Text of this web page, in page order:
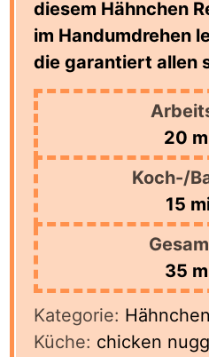
diesem Hähnchen
im Handumdrehen
die garantiert allen
20
Koch-/
15
35
Kategorie:
Küche: chicken